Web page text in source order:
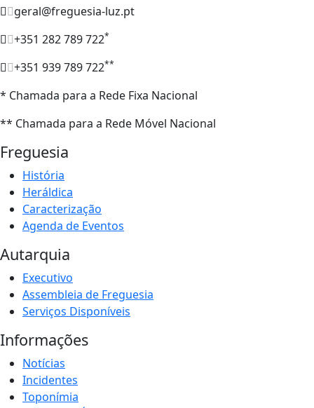
geral@freguesia-luz.pt
+351 282 789 722*
+351 939 789 722**
* Chamada para a Rede Fixa Nacional
** Chamada para a Rede Móvel Nacional
Freguesia
História
Heráldica
Caracterização
Agenda de Eventos
Autarquia
Executivo
Assembleia de Freguesia
Serviços Disponíveis
Informações
Notícias
Incidentes
Toponímia